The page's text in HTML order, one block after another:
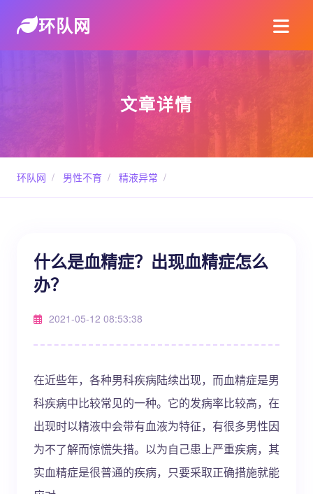
环队网
文章详情
环队网 / 男性不育 / 精液异常 /
什么是血精症？出现血精症怎么
办？
2021-05-12 08:53:38
在近些年，各种男科疾病陆续出现，而血精症是男
科疾病中比较常见的一种。它的发病率比较高，在
出现时以精液中会带有血液为特征，有很多男性因
为不了解而惊慌失措。以为自己患上严重疾病，其
实血精症是很普通的疾病，只要采取正确措施就能